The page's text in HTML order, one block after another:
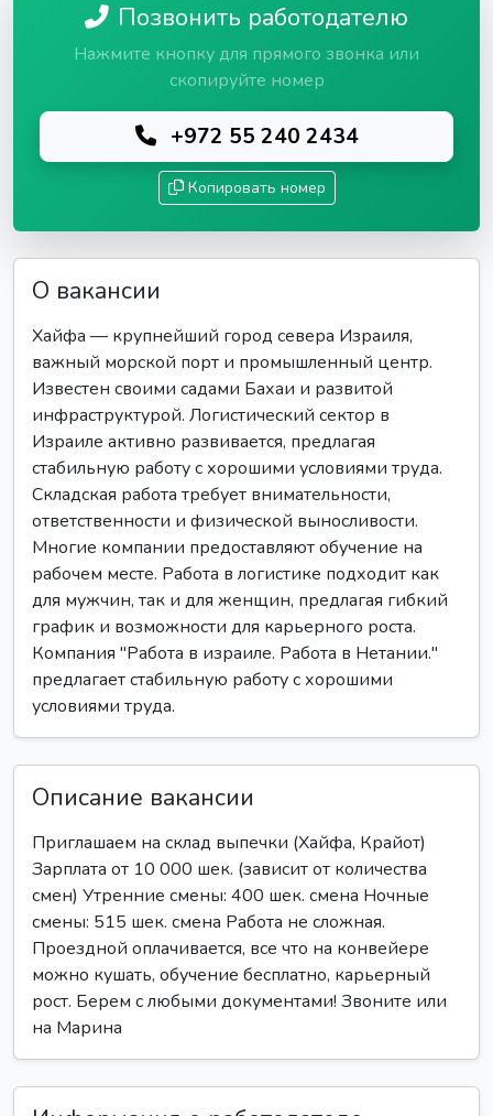
Позвонить работодателю
Нажмите кнопку для прямого звонка или
скопируйте номер
+972 55 240 2434
Копировать номер
О вакансии
Хайфа — крупнейший город севера Израиля,
важный морской порт и промышленный центр.
Известен своими садами Бахаи и развитой
инфраструктурой. Логистический сектор в
Израиле активно развивается, предлагая
стабильную работу с хорошими условиями труда.
Складская работа требует внимательности,
ответственности и физической выносливости.
Многие компании предоставляют обучение на
рабочем месте. Работа в логистике подходит как
для мужчин, так и для женщин, предлагая гибкий
график и возможности для карьерного роста.
Компания "Работа в израиле. Работа в Нетании."
предлагает стабильную работу с хорошими
условиями труда.
Описание вакансии
Приглашаем на склад выпечки (Хайфа, Крайот)
Зарплата от 10 000 шек. (зависит от количества
смен) Утренние смены: 400 шек. смена Ночные
смены: 515 шек. смена Работа не сложная.
Проездной оплачивается, все что на конвейере
можно кушать, обучение бесплатно, карьерный
рост. Берем с любыми документами! Звоните или
на Марина